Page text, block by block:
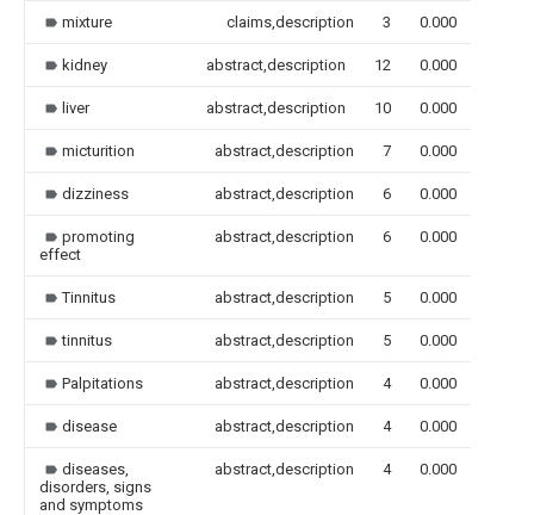
mixture claims,description 3 0.000
kidney abstract,description 12 0.000
liver abstract,description 10 0.000
micturition abstract,description 7 0.000
dizziness abstract,description 6 0.000
promoting
effect
abstract,description 6 0.000
Tinnitus abstract,description 5 0.000
tinnitus abstract,description 5 0.000
Palpitations abstract,description 4 0.000
disease abstract,description 4 0.000
diseases,
disorders, signs
and symptoms
abstract,description 4 0.000